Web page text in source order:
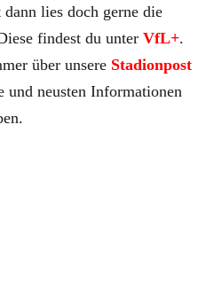
dann lies doch gerne die
findest du unter VfL+.
über unsere Stadionpost
und neusten Informationen